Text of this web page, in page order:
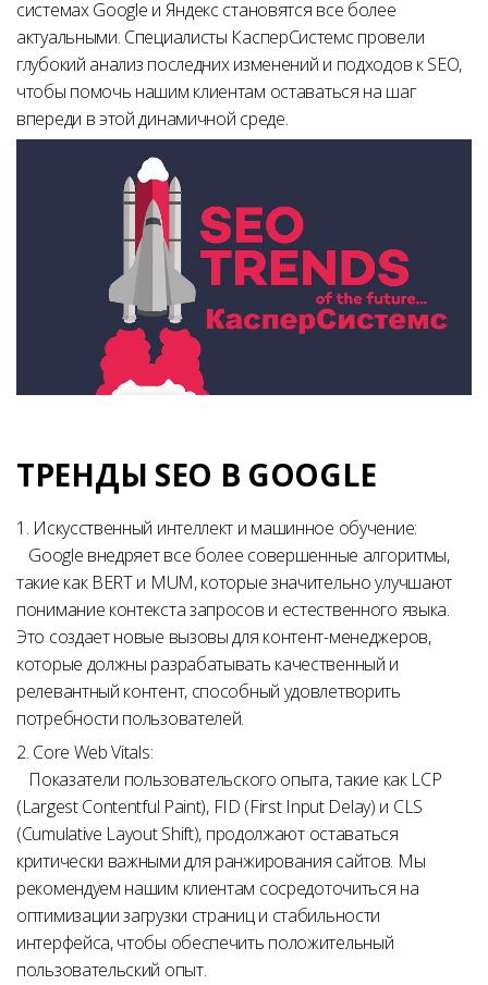
системах Google и Яндекс становятся все более
актуальными. Специалисты КасперСистемс провели
глубокий анализ последних изменений и подходов к SEO,
чтобы помочь нашим клиентам оставаться на шаг
впереди в этой динамичной среде.
ТРЕНДЫ SEO В GOOGLE
1. Искусственный интеллект и машинное обучение:
Google внедряет все более совершенные алгоритмы,
такие как BERT и MUM, которые значительно улучшают
понимание контекста запросов и естественного языка.
Это создает новые вызовы для контент-менеджеров,
которые должны разрабатывать качественный и
релевантный контент, способный удовлетворить
потребности пользователей.
2. Core Web Vitals:
Показатели пользовательского опыта, такие как LCP
(Largest Contentful Paint), FID (First Input Delay) и CLS
(Cumulative Layout Shift), продолжают оставаться
критически важными для ранжирования сайтов. Мы
рекомендуем нашим клиентам сосредоточиться на
оптимизации загрузки страниц и стабильности
интерфейса, чтобы обеспечить положительный
пользовательский опыт.